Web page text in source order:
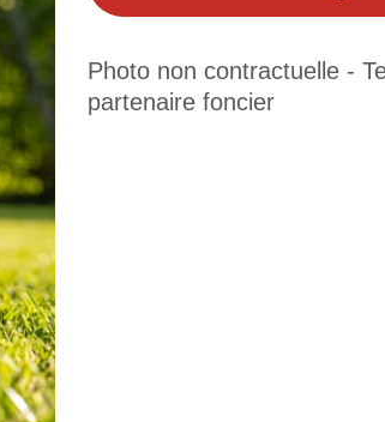
Photo non contractuelle -
partenaire foncier